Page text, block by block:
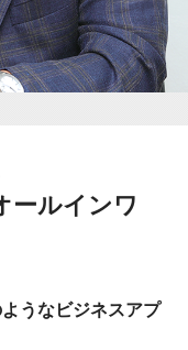
ールインワ
うなビジネスアプ